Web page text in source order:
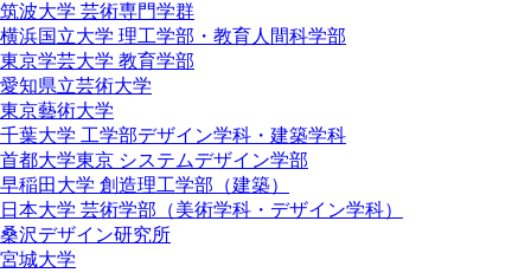
筑波大学 芸術専門学群
横浜国立大学 理工学部・教育人間科学部
東京学芸大学 教育学部
愛知県立芸術大学
東京藝術大学
千葉大学 工学部デザイン学科・建築学科
首都大学東京 システムデザイン学部
早稲田大学 創造理工学部（建築）
日本大学 芸術学部（美術学科・デザイン学科）
桑沢デザイン研究所
宮城大学